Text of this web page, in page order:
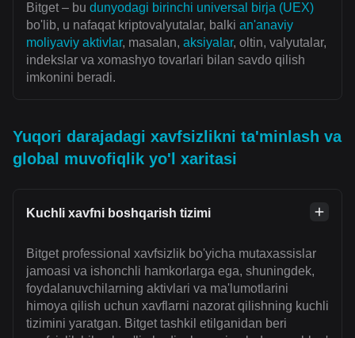
Bitget – bu dunyodagi birinchi universal birja (UEX)
bo'lib, u nafaqat kriptovalyutalar, balki an'anaviy
moliyaviy aktivlar, masalan, aksiyalar, oltin, valyutalar,
indekslar va xomashyo tovarlari bilan savdo qilish
imkonini beradi.
Yuqori darajadagi xavfsizlikni ta'minlash va
global muvofiqlik yo'l xaritasi
Kuchli xavfni boshqarish tizimi
Bitget professional xavfsizlik bo'yicha mutaxassislar
jamoasi va ishonchli hamkorlarga ega, shuningdek,
foydalanuvchilarning aktivlari va ma'lumotlarini
himoya qilish uchun xavflarni nazorat qilishning kuchli
tizimini yaratgan. Bitget tashkil etilganidan beri